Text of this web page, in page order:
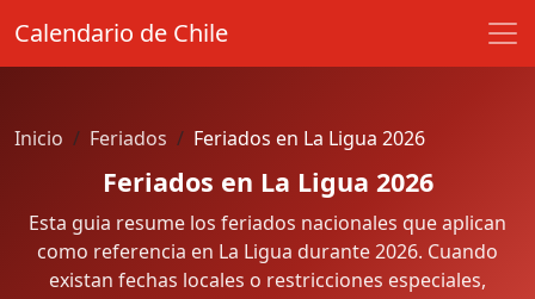
Calendario de Chile
Inicio Feriados Feriados en La Ligua 2026
Feriados en La Ligua 2026
Esta guia resume los feriados nacionales que aplican
como referencia en La Ligua durante 2026. Cuando
existan fechas locales o restricciones especiales,